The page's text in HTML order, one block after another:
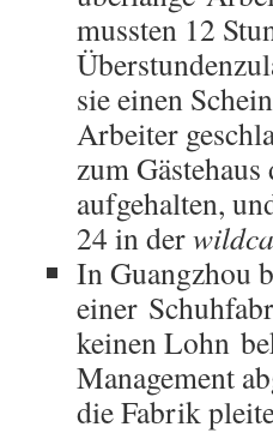
mussten 12
sie einen
Arbeiter
zum
aufgehalten,
24 in der
In Guangzhou
einer
keinen Lohn
Management
die Fabrik